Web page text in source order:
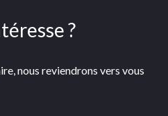
?
nous reviendrons vers vous